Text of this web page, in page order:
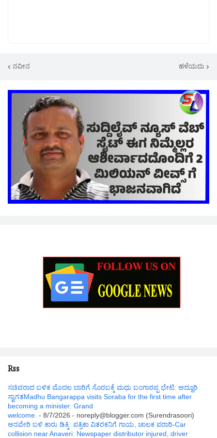
ನವೀನ ಹಳೆಯದು
Rss
ಸಚಿವರಾದ ಬಳಿಕ ಮೊದಲ ಬಾರಿಗೆ ಸೊರಬಕ್ಕೆ ಮಧು ಬಂಗಾರಪ್ಪ ಭೇಟಿ: ಅದ್ದೂರಿ
ಸ್ವಾಗತMadhu Bangarappa visits Soraba for the first time after
becoming a minister: Grand
welcome. - 8/7/2026 - noreply@blogger.com (Surendrasoori)
ಆನವೇರಿ ಬಳಿ ಕಾರು ಡಿಕ್ಕಿ: ಪತ್ರಿಕಾ ವಿತರಕನಿಗೆ ಗಾಯ, ಚಾಲಕ ಪರಾರಿ-Car
collision near Anaveri: Newspaper distributor injured, driver